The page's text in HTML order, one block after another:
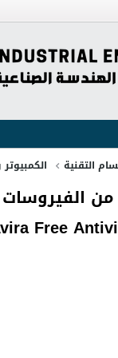
التقنية الكمبيوتر
من الفيروسات
Free